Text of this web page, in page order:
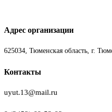
Адрес организации
625034, Тюменская область, г.
Контакты
uyut.13@mail.ru